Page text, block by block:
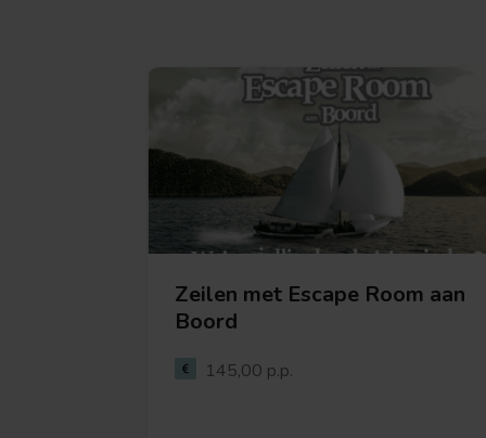
Zeilen met Escape Room aan
Boord
145,00 p.p.